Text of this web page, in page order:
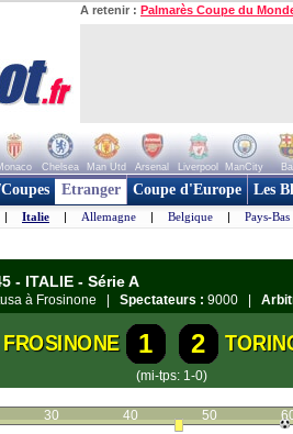
A retenir : Palmarès Coupe du
Chelsea Man Utd Arsenal Liverpool ManCity
Etranger Coupe d'Europe Les
| Italie | Allemagne | Belgique | Pays-Bas
- ITALIE - Série A
à Frosinone | Spectateurs : 9000 |
FROSINONE 1 2
(mi-tps: 1-0)
30 40 50